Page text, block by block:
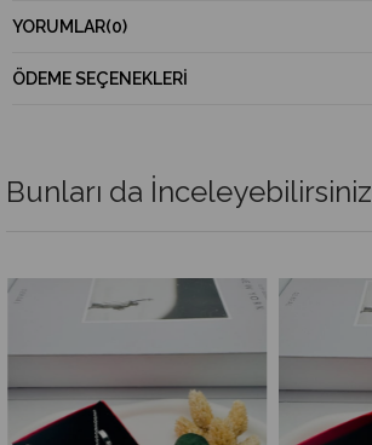
YORUMLAR(0)
ÖDEME SEÇENEKLERI
Bunları da İnceleyebilirsiniz